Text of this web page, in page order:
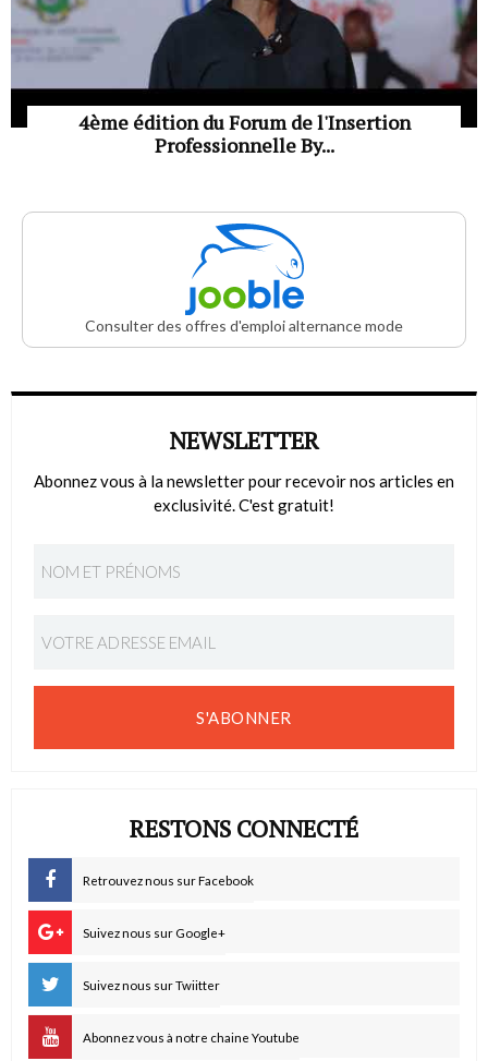
4ème édition du Forum de l'Insertion
Professionnelle By...
Consulter des offres d'emploi alternance mode
NEWSLETTER
Abonnez vous à la newsletter pour recevoir nos articles en
exclusivité. C'est gratuit!
S'ABONNER
RESTONS CONNECTÉ
Retrouvez nous sur Facebook
Suivez nous sur Google+
Suivez nous sur Twiitter
Abonnez vous à notre chaine Youtube